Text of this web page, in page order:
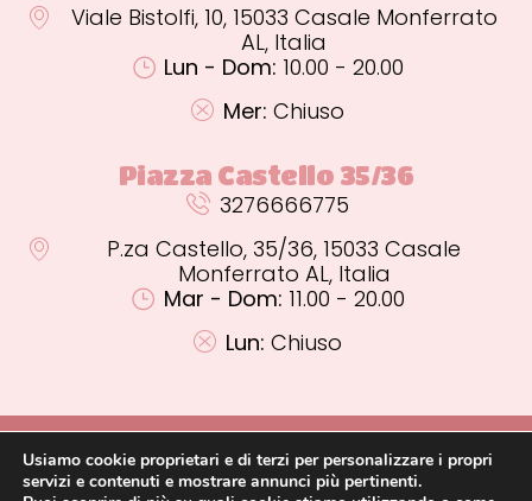
Viale Bistolfi, 10, 15033 Casale Monferrato
AL, Italia
Lun - Dom: 10.00 - 20.00
Mer: Chiuso
Piazza Castello 35/36
3276666775
P.za Castello, 35/36, 15033 Casale
Monferrato AL, Italia
Mar - Dom: 11.00 - 20.00
Lun: Chiuso
GELATO A BASE D’ACQUAGELATO ARTIGIANALETORTE E SEMIFREDDI
PASTICCERIA MIGNONGRANITE E GHIACCIOLI
Usiamo cookie proprietari e di terzi per personalizzare i propri
servizi e contenuti e mostrare annunci più pertinenti.